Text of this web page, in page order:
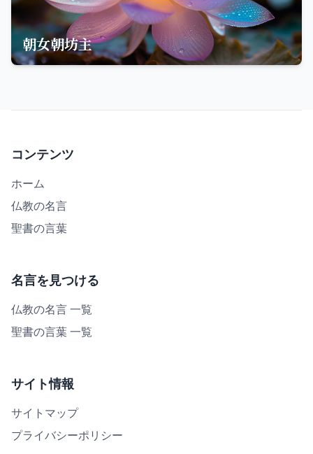
朝女朝坊主
コンテンツ
ホーム
仏教の名言
聖書の言葉
名言を見つける
仏教の名言 一覧
聖書の言葉 一覧
サイト情報
サイトマップ
プライバシーポリシー